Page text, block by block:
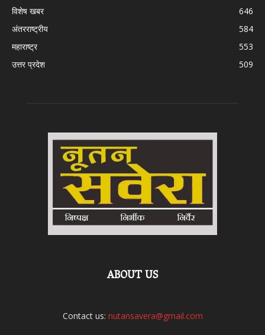
विशेष खबर
646
अंतरराष्ट्रीय
584
महाराष्ट्र
553
उत्तर प्रदेश
509
ABOUT US
Contact us: nutansavera@gmail.com